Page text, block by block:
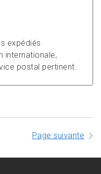
expédiés
internationale,
postal pertinent.
Page suivante